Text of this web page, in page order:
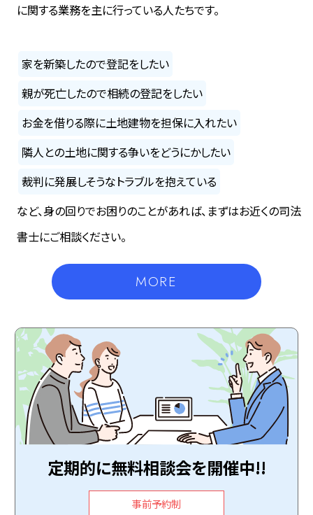
に関する業務を主に行っている人たちです。
家を新築したので登記をしたい
親が死亡したので相続の登記をしたい
お金を借りる際に土地建物を担保に入れたい
隣人との土地に関する争いをどうにかしたい
裁判に発展しそうなトラブルを抱えている
など、身の回りでお困りのことがあれば、まずはお近くの司法
書士にご相談ください。
MORE
定期的に無料相談会を開催中!!
事前予約制